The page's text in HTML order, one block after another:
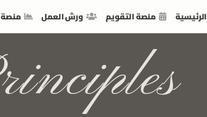
الرئيسية منصة التقويم ورش العمل منصة